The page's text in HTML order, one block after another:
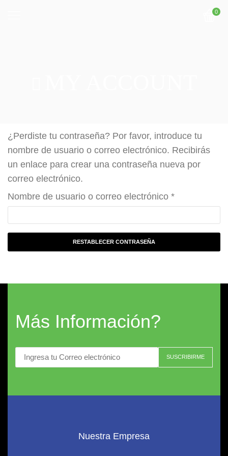
0
¿Perdiste tu contraseña? Por favor, introduce tu
nombre de usuario o correo electrónico. Recibirás
un enlace para crear una contraseña nueva por
correo electrónico.
Nombre de usuario o correo electrónico *
RESTABLECER CONTRASEÑA
Más Información?
Nuestra Empresa